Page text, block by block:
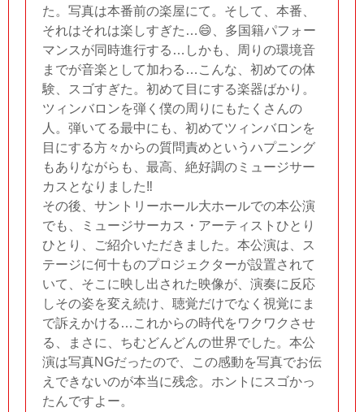
た。写真は本番前の楽屋にて。そして、本番、
それはそれは楽しすぎた…😄、多国籍パフォー
マンスが同時進行する…しかも、周りの環境音
までが音楽として加わる…こんな、初めての体
験、スゴすぎた。初めて目にする楽器ばかり。
ツィンバロンを弾く僕の周りにもたくさんの
人。弾いてる最中にも、初めてツィンバロンを
目にする方々からの質問責めというハプニング
もありながらも、最高、絶好調のミュージサー
カスとなりました‼︎
その後、サントリーホール大ホールでの本公演
でも、ミュージサーカス・アーティストひとり
ひとり、ご紹介いただきました。本公演は、ス
テージに何十ものプロジェクターが設置されて
いて、そこに映し出された映像が、演奏に反応
しその姿を変え続け、聴覚だけでなく視覚にま
で訴えかける…これからの時代をワクワクさせ
る、まさに、ちむどんどんの世界でした。本公
演は写真NGだったので、この感動を写真でお伝
えできないのが本当に残念。ホントにスゴかっ
たんですよー。